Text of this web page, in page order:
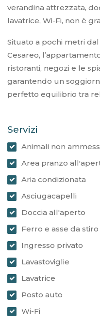
verandina attrezzata,
lavatrice, Wi-Fi, non è
Situato a pochi metri
Cesareo,
ristoranti, negozi e le
garantendo un
perfetto equilibrio tra
Servizi
Animali non
Area pranzo
Aria condizionata
Asciugacapelli
Doccia all'aperto
Ferro e asse da stiro
Ingresso privato
Lavastoviglie
Lavatrice
Posto auto
Wi-Fi